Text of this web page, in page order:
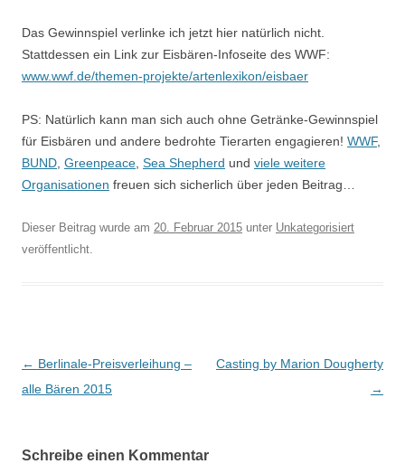
Das Gewinnspiel verlinke ich jetzt hier natürlich nicht.
Stattdessen ein Link zur Eisbären-Infoseite des WWF:
www.wwf.de/themen-projekte/artenlexikon/eisbaer
PS: Natürlich kann man sich auch ohne Getränke-Gewinnspiel
für Eisbären und andere bedrohte Tierarten engagieren! WWF,
BUND Greenpeace Sea Shepherd und viele weitere
Organisationen freuen sich sicherlich über jeden Beitrag…
Dieser Beitrag wurde am 20. Februar 2015 unter Unkategorisiert
veröffentlicht.
Beitragsnavigation
← Berlinale-Preisverleihung –
alle Bären 2015
Casting by Marion Dougherty
→
Schreibe einen Kommentar